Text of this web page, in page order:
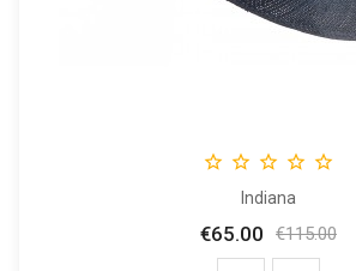
    
Indiana
Price
€65.00
Regular
€115.00